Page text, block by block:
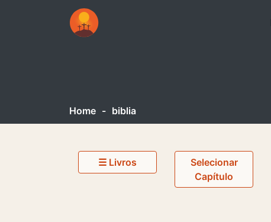
Home - biblia
☰ Livros
Selecionar
Capítulo